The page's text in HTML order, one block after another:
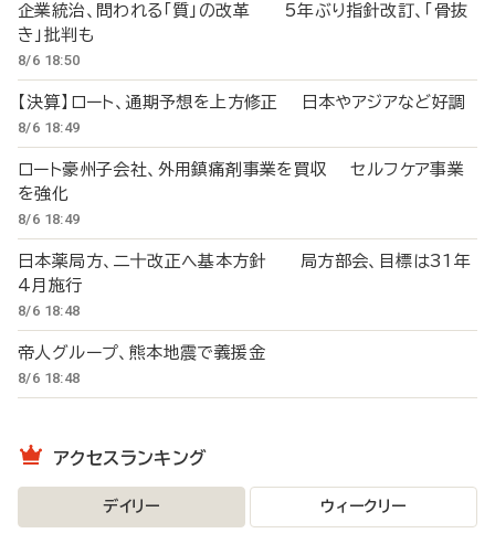
企業統治、問われる「質」の改革 5年ぶり指針改訂、「骨抜
き」批判も
8/6 18:50
【決算】ロート、通期予想を上方修正 日本やアジアなど好調
8/6 18:49
ロート豪州子会社、外用鎮痛剤事業を買収 セルフケア事業
を強化
8/6 18:49
日本薬局方、二十改正へ基本方針 局方部会、目標は31年
4月施行
8/6 18:48
帝人グループ、熊本地震で義援金
8/6 18:48
アクセスランキング
デイリー ウィークリー